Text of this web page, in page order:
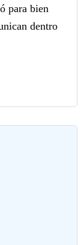
para bien
dentro